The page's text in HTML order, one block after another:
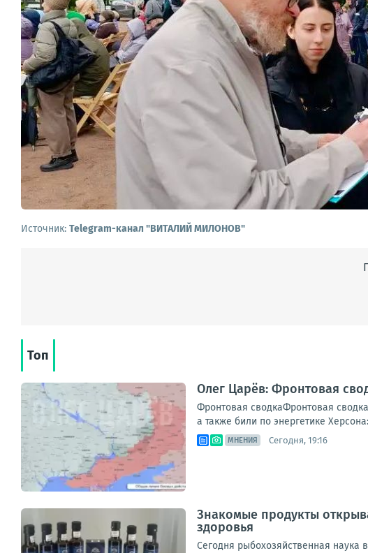
Источник: Telegram-канал "ВИТАЛИЙ МИЛОНОВ"
Топ
Олег Царёв: Фронтовая
Фронтовая сводкаФронтовая
а также били по энергетике
МНЕНИЯ Сегодня, 19:16
Знакомые продукты
здоровья
Сегодня рыбохозяйственная наука